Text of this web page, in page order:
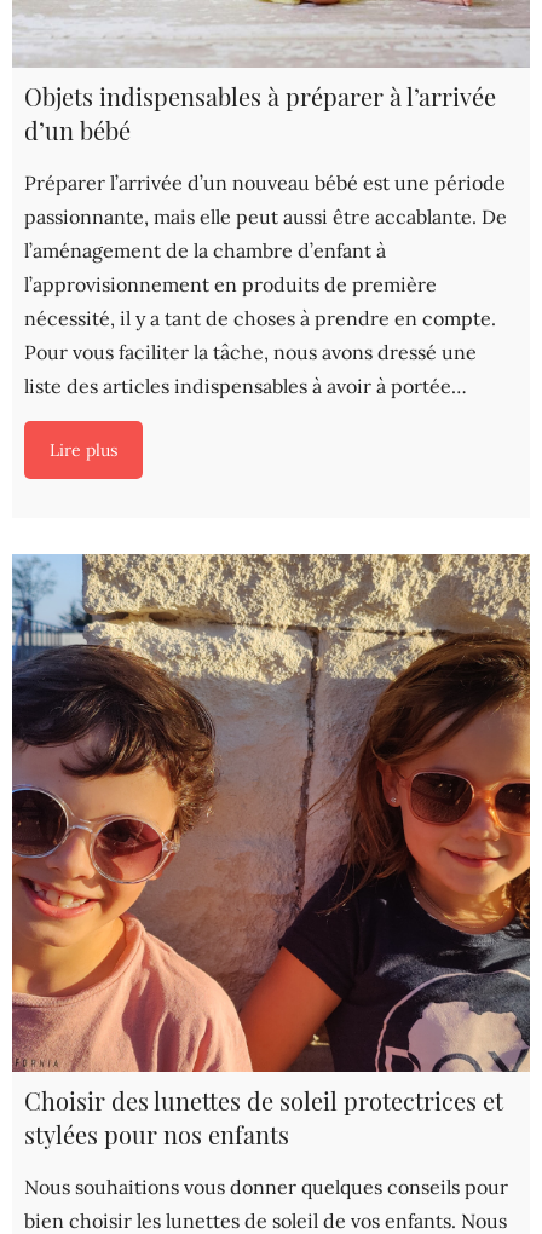
Objets indispensables à préparer à l’arrivée
d’un bébé
Préparer l’arrivée d’un nouveau bébé est une période
passionnante, mais elle peut aussi être accablante. De
l’aménagement de la chambre d’enfant à
l’approvisionnement en produits de première
nécessité, il y a tant de choses à prendre en compte.
Pour vous faciliter la tâche, nous avons dressé une
liste des articles indispensables à avoir à portée…
Lire plus
Choisir des lunettes de soleil protectrices et
stylées pour nos enfants
Nous souhaitions vous donner quelques conseils pour
bien choisir les lunettes de soleil de vos enfants. Nous